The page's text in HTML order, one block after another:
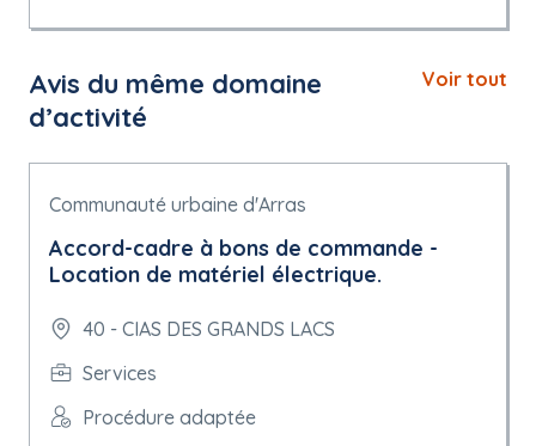
Avis du même domaine
d’activité
Voir tout
Communauté urbaine d'Arras
Accord-cadre à bons de commande -
Location de matériel électrique.
40 - CIAS DES GRANDS LACS
Services
Procédure adaptée